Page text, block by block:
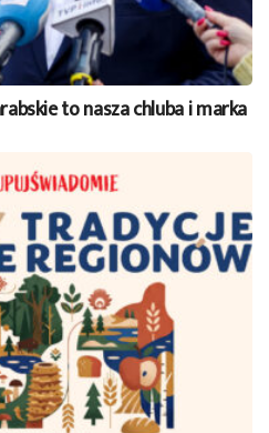
to nasza chluba i marka